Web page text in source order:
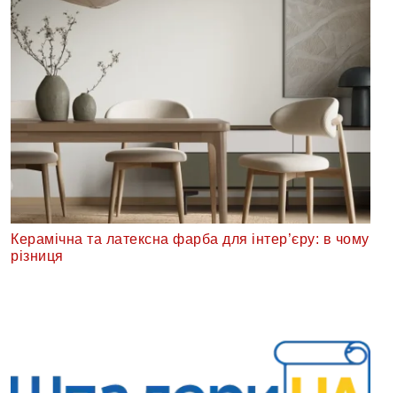
Керамічна та латексна фарба для інтер’єру: в чому
різниця